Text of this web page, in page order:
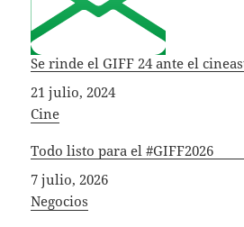
Se rinde el GIFF 24 ante el
Fecha
21 julio, 2024
In relation to
Cine
Todo listo para el #GIFF2026
Fecha
7 julio, 2026
In relation to
Negocios